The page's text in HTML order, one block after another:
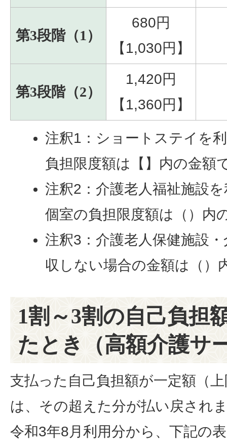
第3段階（1）
680円
【1,030円】
第3段階（2）
1,420円
【1,360円】
注釈1：ショートステイを
負担限度額は【】内の金額
注釈2：介護老人福祉施設
個室の負担限度額は（）内
注釈3：介護老人保健施設
収しない場合の金額は（）
1割～3割の自己負担
たとき（高額介護サ
支払った自己負担額が一定額（
は、その超えた分が払い戻され
令和3年8月利用分から、下記の